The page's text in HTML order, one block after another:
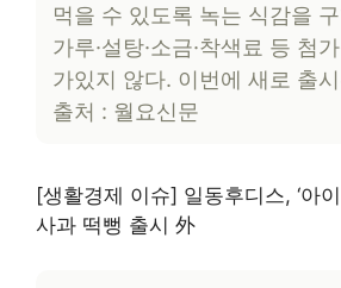
먹을 수 있도록 녹는 식감을
가루·설탕·소금·착색료 등 첨
가있지 않다. 이번에 새로 출
출처 : 월요신문
[생활경제 이슈] 일동후디스, ‘아
사과 떡뻥 출시 外